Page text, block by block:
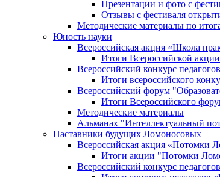
Презентации и фото с
Отзывы с фестиваля
Методические материалы по
Юность науки
Всероссийская акция «Школа
Итоги Всероссийской
Всероссийский конкурс
Итоги всероссийского
Всероссийский форум
Итоги Всероссийского
Методические материалы
Альманах "Интеллектуальный
Наставники будущих Ломоносовых
Всероссийская акция «Потомки
Итоги акции "Потомки
Всероссийский конкурс